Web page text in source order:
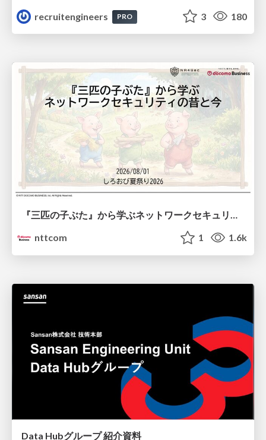
recruitengineers
PRO 3 180
『三匹の子ぶた』から学ぶネットワークセキュリティの昔と今 / Network Security: Then and Now Through the Lens of The Three Little Pigs
nttcom
1 1.6k
Data Hubグループ 紹介資料